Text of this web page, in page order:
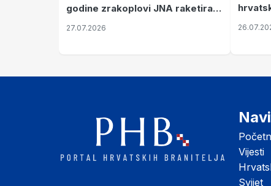
godine zrakoplovi JNA raketirali
su vojarnu i obučni centar "Nikola
27.07.2026
Vijesti
Svijet